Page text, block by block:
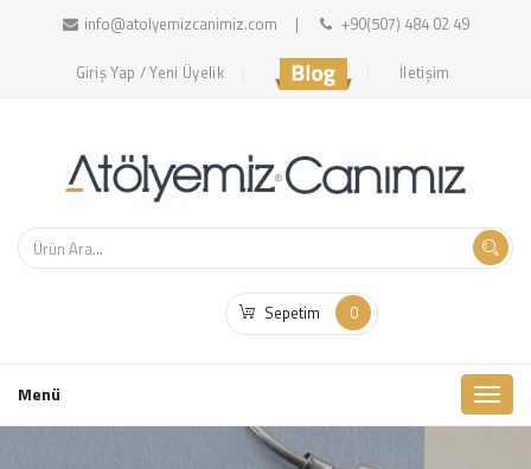
info@atolyemizcanimiz.com +90(507) 484 02 49
Giriş Yap / Yeni Üyelik İletişim
Sepetim 0
Menü Toggle